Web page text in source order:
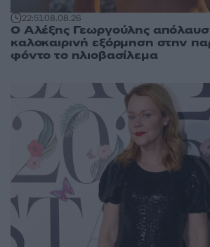
22:5108.08.26
Ο Αλέξης Γεωργούλης
καλοκαιρινή εξόρμηση στην
φόντο το ηλιοβασίλεμα